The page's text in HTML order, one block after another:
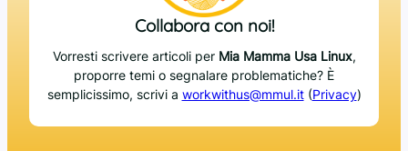
Collabora con noi!
Vorresti scrivere articoli per Mia Mamma Usa Linux,
proporre temi o segnalare problematiche? È
semplicissimo, scrivi a workwithus@mmul.it(Privacy)